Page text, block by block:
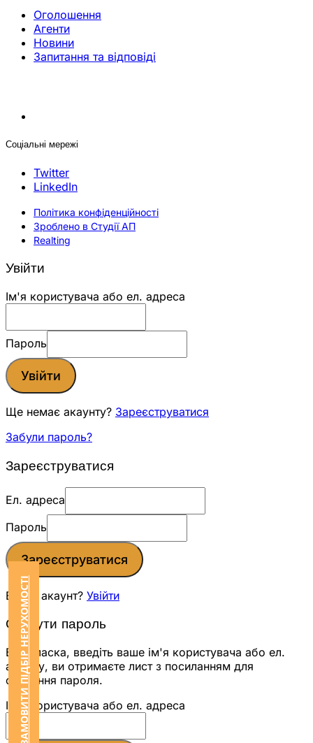
Оголошення
Агенти
Новини
Запитання та відповіді
Соціальні мережі
Twitter
LinkedIn
Політика конфіденційності
Зроблено в Студії АП
Realting
ЗАМОВИТИ ПІДБІР НЕРУХОМОСТІ
Увійти
Ім'я користувача або ел. адреса
Пароль
Увійти
Ще немає акаунту? Зареєструватися
Забули пароль?
Зареєструватися
Ел. адреса
Пароль
Зареєструватися
Вже є акаунт? Увійти
Скинути пароль
Будь ласка, введіть ваше ім'я користувача або ел.
адресу, ви отримаєте лист з посиланням для
скидання пароля.
Ім'я користувача або ел. адреса